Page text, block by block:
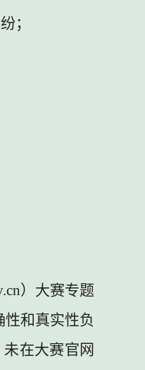
；
） 大赛专题
和真实性负
未在大赛官网